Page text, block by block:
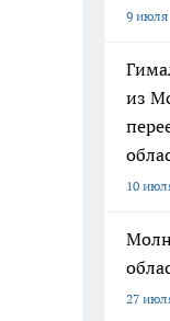
9 июля
из
10
27